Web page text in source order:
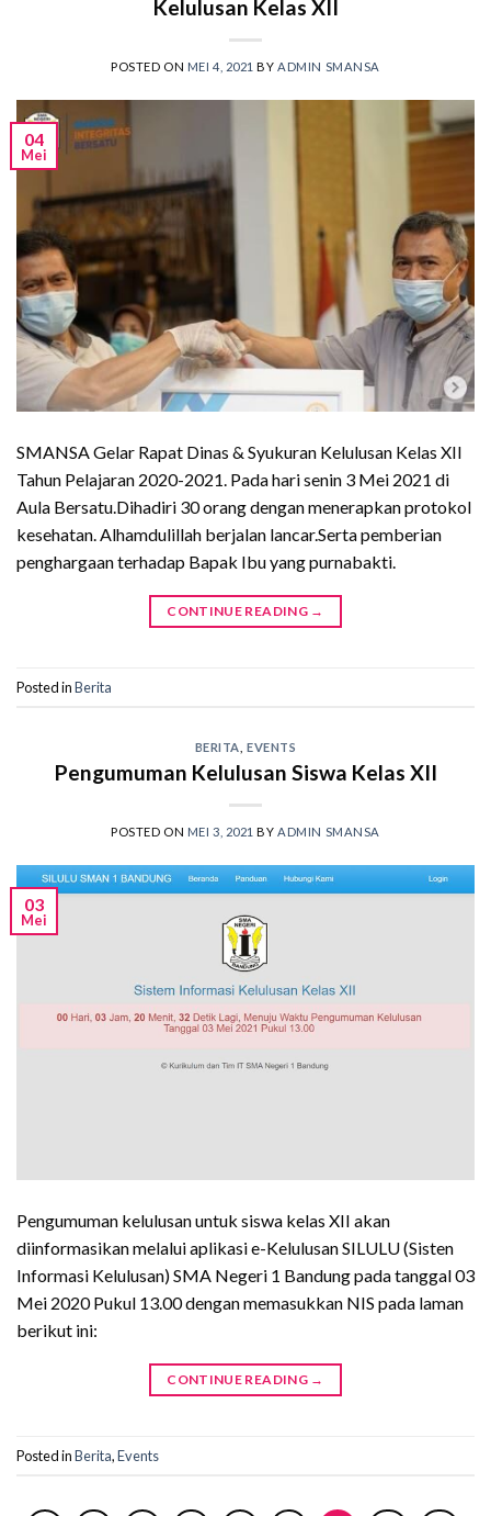
Kelulusan Kelas XII
POSTED ON MEI 4, 2021 BYADMIN SMANSA
04
Mei
SMANSA Gelar Rapat Dinas & Syukuran Kelulusan Kelas XII
Tahun Pelajaran 2020-2021. Pada hari senin 3 Mei 2021 di
Aula Bersatu.Dihadiri 30 orang dengan menerapkan protokol
kesehatan. Alhamdulillah berjalan lancar.Serta pemberian
penghargaan terhadap Bapak Ibu yang purnabakti.
CONTINUE READING →
Posted inBerita
BERITA ,EVENTS
Pengumuman Kelulusan Siswa Kelas XII
POSTED ON MEI 3, 2021 BYADMIN SMANSA
03
Mei
Pengumuman kelulusan untuk siswa kelas XII akan
diinformasikan melalui aplikasi e-Kelulusan SILULU (Sisten
Informasi Kelulusan) SMA Negeri 1 Bandung pada tanggal 03
Mei 2020 Pukul 13.00 dengan memasukkan NIS pada laman
berikut ini:
CONTINUE READING →
Posted inBerita,Events